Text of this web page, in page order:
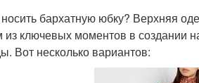
бархатную юбку? Верхняя
ключевых моментов в создании
Вот несколько вариантов: